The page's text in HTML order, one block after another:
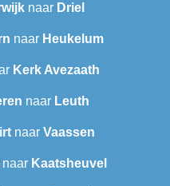
naar Driel
naar Heukelum
Kerk Avezaath
naar Leuth
naar Vaassen
Kaatsheuvel